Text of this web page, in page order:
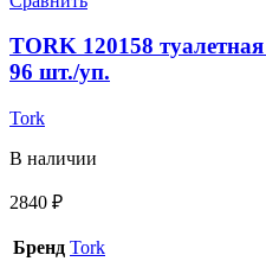
TORK 120158
96 шт./уп.
Tork
В наличии
2840 ₽
Бренд Tork